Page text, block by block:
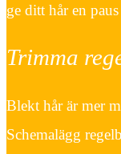
ge ditt hår en
Trimma
Blekt hår är mer
Schemalägg